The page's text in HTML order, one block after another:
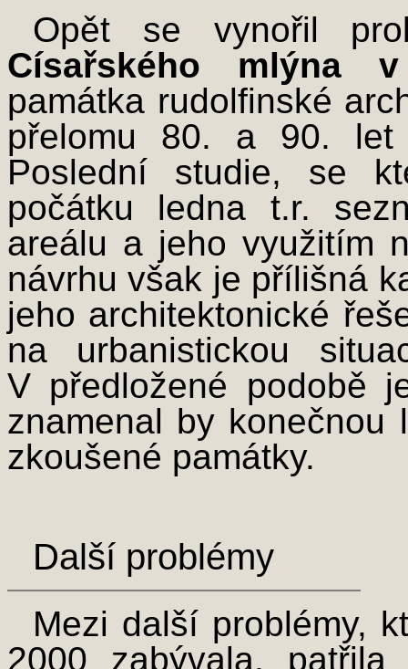
Opět se vynořil
Císařského mlýna
památka rudolfinské
přelomu 80. a 90. let
Poslední studie, se
počátku ledna t.r.
areálu a jeho využitím
návrhu však je přílišná
jeho architektonické
na urbanistickou
V předložené podobě
znamenal by konečnou
zkoušené památky.
Další problémy
Mezi další problémy,
2000 zabývala,